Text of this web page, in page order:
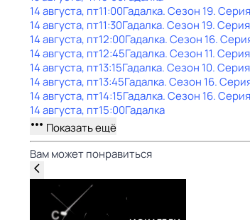
14 августа, пт11:00Гадaлкa. Сезон 19.
14 августа, пт11:30Гадaлкa. Сезон 19.
14 августа, пт12:00Гадaлкa. Сезон 16.
14 августа, пт12:45Гадaлкa. Сезон 11.
14 августа, пт13:15Гадaлкa. Сезон 10.
14 августа, пт13:45Гадaлкa. Сезон 16.
14 августа, пт14:15Гадaлкa. Сезон 16.
14 августа, пт15:00Гадaлкa
Показать ещё
Вам может понравиться